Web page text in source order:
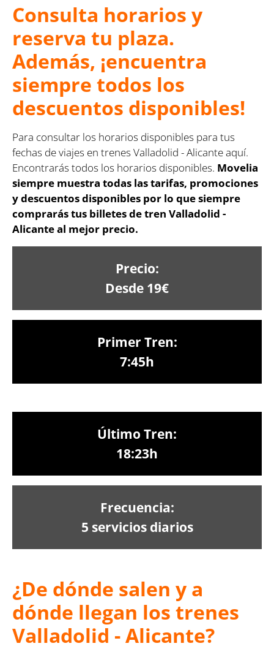
Consulta horarios y
reserva tu plaza.
Además, ¡encuentra
siempre todos los
descuentos disponibles!
Para consultar los horarios disponibles para tus
fechas de viajes en trenes Valladolid - Alicante aquí.
Encontrarás todos los horarios disponibles. Movelia
siempre muestra todas las tarifas, promociones
y descuentos disponibles por lo que siempre
comprarás tus billetes de tren Valladolid -
Alicante al mejor precio.
Precio:
Desde 19€
Primer Tren:
7:45h
Último Tren:
18:23h
Frecuencia:
5 servicios diarios
¿De dónde salen y a
dónde llegan los trenes
Valladolid - Alicante?